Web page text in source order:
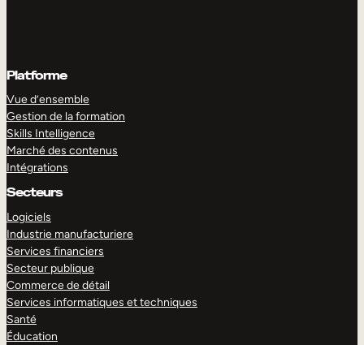
Platforme
Vue d’ensemble
Gestion de la formation
Skills Intelligence
Marché des contenus
Intégrations
Secteurs
Logiciels
Industrie manufacturiere
Services financiers
Secteur publique
Commerce de détail
Services informatiques et techniques
Santé
Éducation